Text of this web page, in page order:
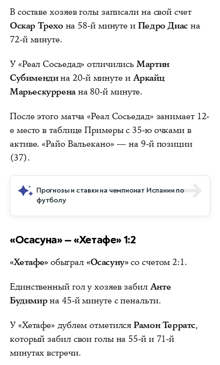
В составе хозяев голы записали на свой счет
Оскар Трехо на 58-й минуте и Педро Диас на
72-й минуте.
У «Реал Сосьедад» отличилисьМартин
Субимендина 20-й минуте и Аркайц
Марьескурренана 80-й минуте.
После этого матча «Реал Сосьедад» занимает 12-
е место в таблице Примеры с 35-ю очками в
активе. «Райо Вальекано» — на 9-й позиции
(37).
Прогнозы и ставки на чемпионат Испании по
футболу
«Осасуна» — «Хетафе» 1:2
«Хетафе»обыграл «Осасуну»со счетом 2:1.
Единственный гол у хозяев забил Анте
Будимирна 45-й минуте с пенальти.
У «Хетафе» дублем отметилсяРамон Терратс,
который забил свои голы на 55-й и 71-й
минутах встречи.